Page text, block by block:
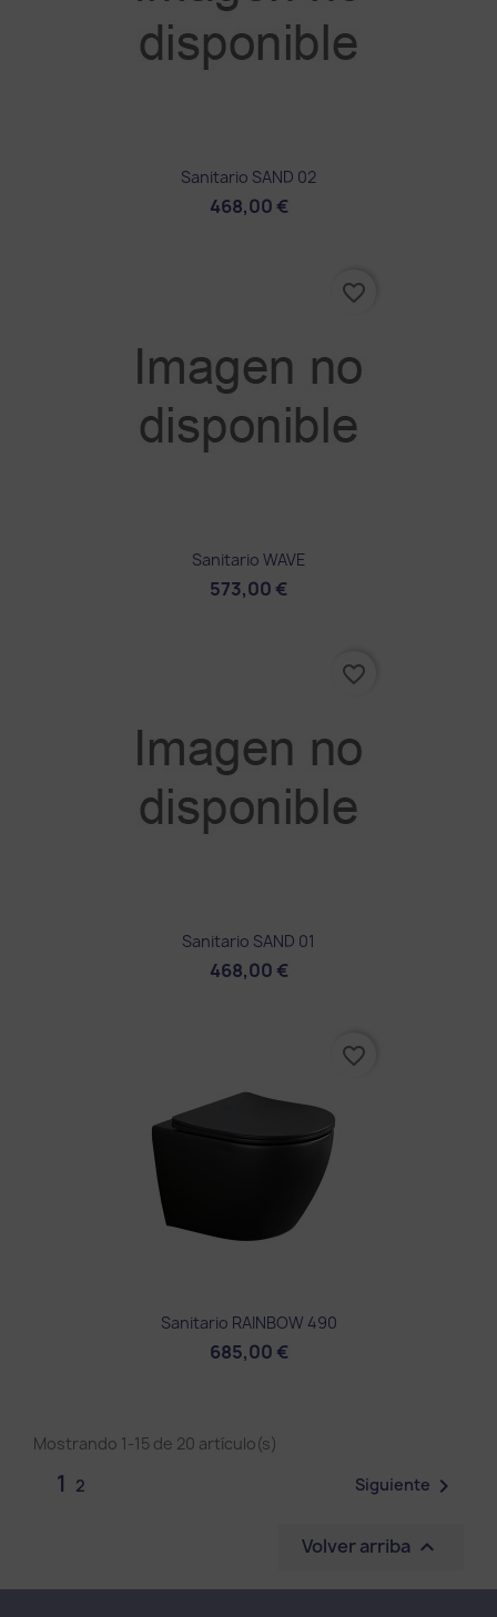
Sanitario SAND 02
468,00 €
Sanitario WAVE
573,00 €
favorite_border
Sanitario SAND 01
468,00 €
favorite_border
Sanitario RAINBOW 490
685,00 €
favorite_border
Mostrando 1-15 de 20 artículo(s)
1 2 Siguiente 
Volver arriba 